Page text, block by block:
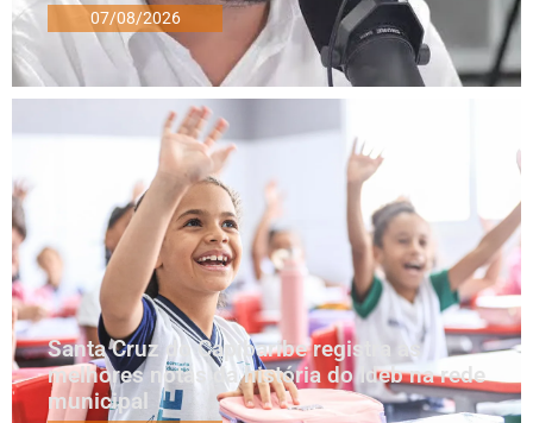
07/08/2026
Santa Cruz do Capibaribe registra as
melhores notas da história do Ideb na rede
municipal